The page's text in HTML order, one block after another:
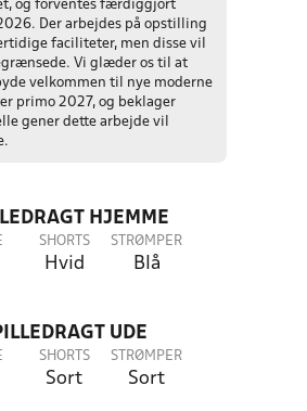
og forventes færdiggjort
Der arbejdes på opstilling
faciliteter, men disse vil
Vi glæder os til at
velkommen til nye moderne
primo 2027, og beklager
gener dette arbejde vil
HJEMME
SHORTS
Hvid
STRØMPER
Blå
UDE
SHORTS
Sort
STRØMPER
Sort